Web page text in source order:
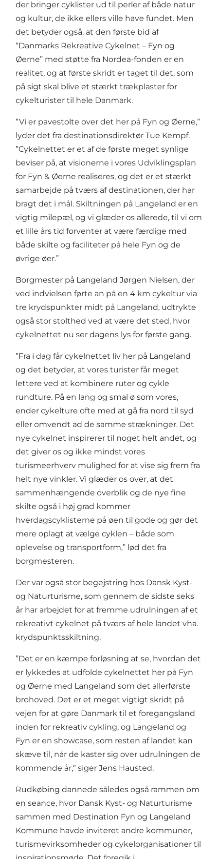
der bringer cyklister ud til perler af både natur
og kultur, de ikke ellers ville have fundet. Men
det betyder også, at den første bid af
“Danmarks Rekreative Cykelnet – Fyn og
Øerne” med støtte fra Nordea-fonden er en
realitet, og at første skridt er taget til det, som
på sigt skal blive et stærkt trækplaster for
cykelturister til hele Danmark.
”Vi er pavestolte over det her på Fyn og Øerne,”
lyder det fra destinationsdirektør Tue Kempf.
”Cykelnettet er et af de første meget synlige
beviser på, at visionerne i vores Udviklingsplan
for Fyn & Øerne realiseres, og det er et stærkt
samarbejde på tværs af destinationen, der har
bragt det i mål. Skiltningen på Langeland er en
vigtig milepæl, og vi glæder os allerede, til vi om
et lille års tid forventer at være færdige med
både skilte og faciliteter på hele Fyn og de
øvrige øer.”
Borgmester på Langeland Jørgen Nielsen, der
ved indvielsen førte an på en 4 km cykeltur via
tre krydspunkter midt på Langeland, udtrykte
også stor stolthed ved at være det sted, hvor
cykelnettet nu ser dagens lys for første gang.
”Fra i dag får cykelnettet liv her på Langeland
og det betyder, at vores turister får meget
lettere ved at kombinere ruter og cykle
rundture. På en lang og smal ø som vores,
ender cykelture ofte med at gå fra nord til syd
eller omvendt ad de samme strækninger. Det
nye cykelnet inspirerer til noget helt andet, og
det giver os og ikke mindst vores
turismeerhverv mulighed for at vise sig frem fra
helt nye vinkler. Vi glæder os over, at det
sammenhængende overblik og de nye fine
skilte også i høj grad kommer
hverdagscyklisterne på øen til gode og gør det
mere oplagt at vælge cyklen – både som
oplevelse og transportform,” lød det fra
borgmesteren.
Der var også stor begejstring hos Dansk Kyst-
og Naturturisme, som gennem de sidste seks
år har arbejdet for at fremme udrulningen af et
rekreativt cykelnet på tværs af hele landet vha.
krydspunktsskiltning.
”Det er en kæmpe forløsning at se, hvordan det
er lykkedes at udfolde cykelnettet her på Fyn
og Øerne med Langeland som det allerførste
brohoved. Det er et meget vigtigt skridt på
vejen for at gøre Danmark til et foregangsland
inden for rekreativ cykling, og Langeland og
Fyn er en showcase, som resten af landet kan
skæve til, når de kaster sig over udrulningen de
kommende år,” siger Jens Hausted.
Rudkøbing dannede således også rammen om
en seance, hvor Dansk Kyst- og Naturturisme
sammen med Destination Fyn og Langeland
Kommune havde inviteret andre kommuner,
turismevirksomheder og cykelorganisationer til